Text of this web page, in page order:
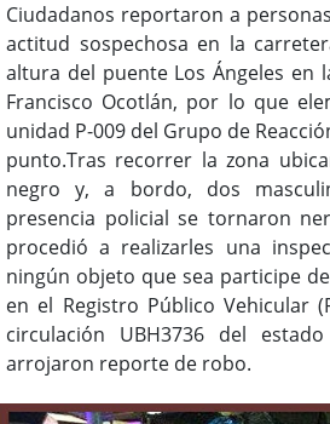
Ciudadanos reportaron a
actitud sospechosa en la
altura del puente Los Ángeles en
Francisco Ocotlán, por lo que
unidad P-009 del Grupo de
punto.Tras recorrer la zona
negro y, a bordo, dos
presencia policial se tornaron
procedió a realizarles una
ningún objeto que sea participe
en el Registro Público Vehicular
circulación UBH3736 del
arrojaron reporte de robo.